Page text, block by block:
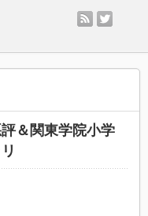
rss
＆関東学院小学